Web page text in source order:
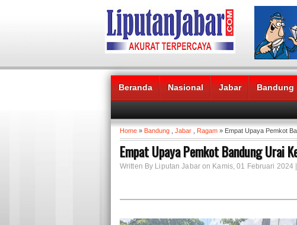
Beranda Nasional Jabar Bandung
Headlines News :
Home » Bandung Jabar Ragam » Empat Upaya Pemkot
Empat Upaya Pemkot Bandung Urai
Written By Liputan Jabar on Kamis, 01 Februari 2024